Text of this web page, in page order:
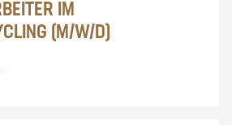
IM
(M/W/D)